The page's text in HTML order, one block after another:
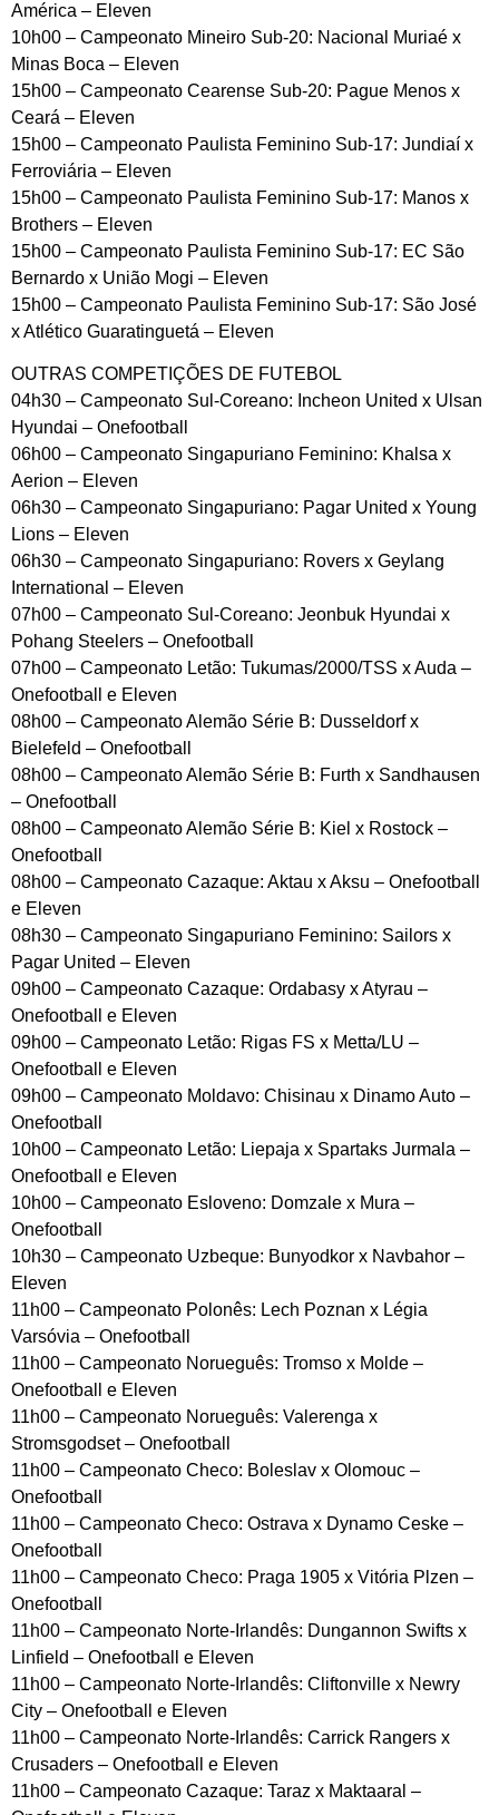
América – Eleven
10h00 – Campeonato Mineiro Sub-20: Nacional Muriaé x
Minas Boca – Eleven
15h00 – Campeonato Cearense Sub-20: Pague Menos x
Ceará – Eleven
15h00 – Campeonato Paulista Feminino Sub-17: Jundiaí x
Ferroviária – Eleven
15h00 – Campeonato Paulista Feminino Sub-17: Manos x
Brothers – Eleven
15h00 – Campeonato Paulista Feminino Sub-17: EC São
Bernardo x União Mogi – Eleven
15h00 – Campeonato Paulista Feminino Sub-17: São José
x Atlético Guaratinguetá – Eleven
OUTRAS COMPETIÇÕES DE FUTEBOL
04h30 – Campeonato Sul-Coreano: Incheon United x Ulsan
Hyundai – Onefootball
06h00 – Campeonato Singapuriano Feminino: Khalsa x
Aerion – Eleven
06h30 – Campeonato Singapuriano: Pagar United x Young
Lions – Eleven
06h30 – Campeonato Singapuriano: Rovers x Geylang
International – Eleven
07h00 – Campeonato Sul-Coreano: Jeonbuk Hyundai x
Pohang Steelers – Onefootball
07h00 – Campeonato Letão: Tukumas/2000/TSS x Auda –
Onefootball e Eleven
08h00 – Campeonato Alemão Série B: Dusseldorf x
Bielefeld – Onefootball
08h00 – Campeonato Alemão Série B: Furth x Sandhausen
– Onefootball
08h00 – Campeonato Alemão Série B: Kiel x Rostock –
Onefootball
08h00 – Campeonato Cazaque: Aktau x Aksu – Onefootball
e Eleven
08h30 – Campeonato Singapuriano Feminino: Sailors x
Pagar United – Eleven
09h00 – Campeonato Cazaque: Ordabasy x Atyrau –
Onefootball e Eleven
09h00 – Campeonato Letão: Rigas FS x Metta/LU –
Onefootball e Eleven
09h00 – Campeonato Moldavo: Chisinau x Dinamo Auto –
Onefootball
10h00 – Campeonato Letão: Liepaja x Spartaks Jurmala –
Onefootball e Eleven
10h00 – Campeonato Esloveno: Domzale x Mura –
Onefootball
10h30 – Campeonato Uzbeque: Bunyodkor x Navbahor –
Eleven
11h00 – Campeonato Polonês: Lech Poznan x Légia
Varsóvia – Onefootball
11h00 – Campeonato Norueguês: Tromso x Molde –
Onefootball e Eleven
11h00 – Campeonato Norueguês: Valerenga x
Stromsgodset – Onefootball
11h00 – Campeonato Checo: Boleslav x Olomouc –
Onefootball
11h00 – Campeonato Checo: Ostrava x Dynamo Ceske –
Onefootball
11h00 – Campeonato Checo: Praga 1905 x Vitória Plzen –
Onefootball
11h00 – Campeonato Norte-Irlandês: Dungannon Swifts x
Linfield – Onefootball e Eleven
11h00 – Campeonato Norte-Irlandês: Cliftonville x Newry
City – Onefootball e Eleven
11h00 – Campeonato Norte-Irlandês: Carrick Rangers x
Crusaders – Onefootball e Eleven
11h00 – Campeonato Cazaque: Taraz x Maktaaral –